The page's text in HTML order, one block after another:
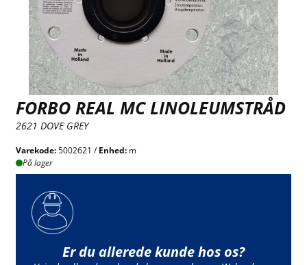
FORBO REAL MC LINOLEUMSTRÅD
2621 DOVE GREY
Varekode:5002621 /Enhed: m
På lager
Er du allerede kunde hos os?